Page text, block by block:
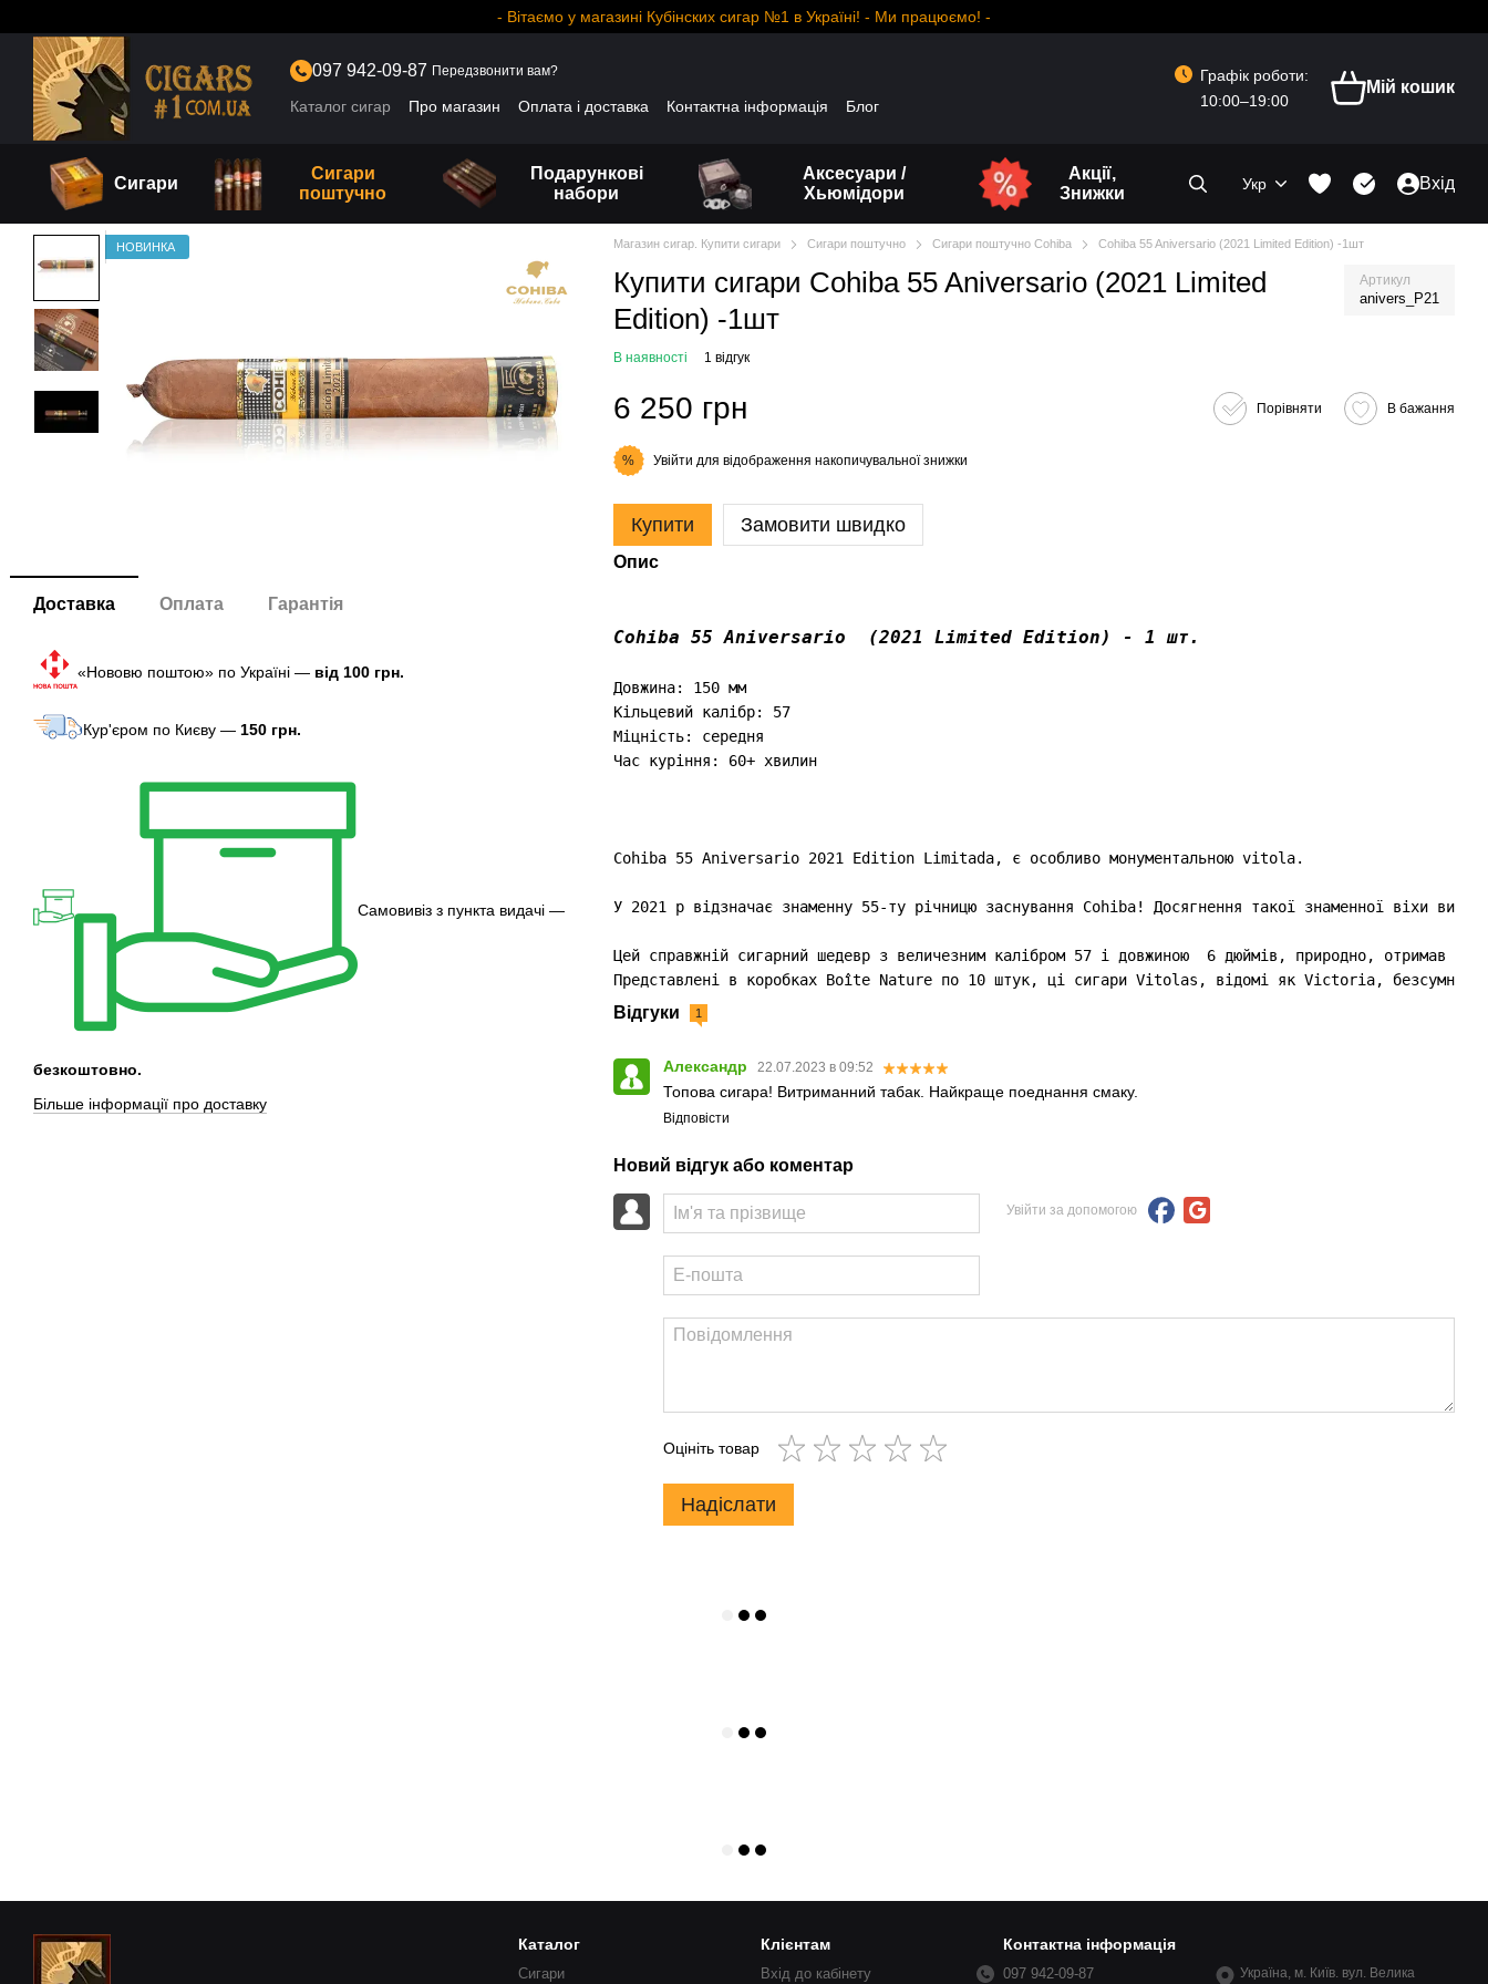
- Вітаємо у магазині Кубінских сигар №1 в Україні! - Ми працюємо! -
097 942-09-87 Передзвонити вам?
Каталог сигар Про магазин Оплата і доставка Контактна інформація Блог
Графік роботи:
10:00–19:00
Мій кошик
Сигари
Сигари
поштучно
Подарункові
набори
Аксесуари /
Хьюмідори
Акції,
Знижки
Укр Вхід
НОВИНКА
Доставка Оплата Гарантія
«Нововю поштою» по Україні — від 100 грн.
Кур'єром по Києву — 150 грн.
Самовивіз з пункта видачі —
безкоштовно.
Більше інформації про доставку
Магазин сигар. Купити сигари Сигари поштучно Сигари поштучно Cohiba Cohiba 55 Aniversario (2021 Limited Edition) -1шт
Купити сигари Cohiba 55 Aniversario (2021 Limited
Edition) -1шт
Артикул
anivers_P21
В наявності 1 відгук
6 250 грн Порівняти В бажання
% Увійти для відображення накопичувальної знижки
Купити Замовити швидко
Опис
Cohiba 55 Aniversario  (2021 Limited Edition) - 1 шт.
Довжина: 150 мм
Кільцевий калібр: 57
Міцність: середня
Час куріння: 60+ хвилин
Cohiba 55 Aniversario 2021 Edition Limitada, є особливо монументальною vitola.
У 2021 р відзначає знаменну 55-ту річницю заснування Cohiba! Досягнення такої знаменної віхи
Цей справжній сигарний шедевр з величезним калібром 57 і довжиною  6 дюймів, природно, отримав
Представлені в коробках Boîte Nature по 10 штук, ці сигари Vitolas, відомі як Victoria,
Відгуки 1
Александр 22.07.2023 в 09:52
Топова сигара! Витриманний табак. Найкраще поеднання смаку.
Відповісти
Новий відгук або коментар
Увійти за допомогою
Оцініть товар
Надіслати
Каталог
Сигари
Клієнтам
Вхід до кабінету
Контактна інформація
097 942-09-87
Україна, м. Київ. вул. Велика